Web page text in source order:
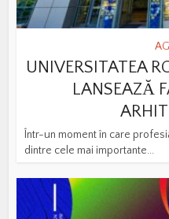
UNIVERSITATEA
LANSEAZĂ
Într-un moment în care
dintre cele mai importante...